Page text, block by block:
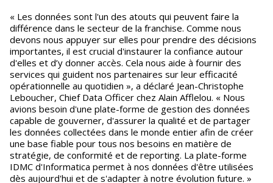
« Les données sont l'un des atouts qui peuvent faire la
différence dans le secteur de la franchise. Comme nous
devons nous appuyer sur elles pour prendre des décisions
importantes, il est crucial d'instaurer la confiance autour
d'elles et d’y donner accès. Cela nous aide à fournir des
services qui guident nos partenaires sur leur efficacité
opérationnelle au quotidien », a déclaré Jean-Christophe
Leboucher, Chief Data Officer chez Alain Afflelou. « Nous
avions besoin d'une plate-forme de gestion des données
capable de gouverner, d'assurer la qualité et de partager
les données collectées dans le monde entier afin de créer
une base fiable pour tous nos besoins en matière de
stratégie, de conformité et de reporting. La plate-forme
IDMC d'Informatica permet à nos données d'être utilisées
dès aujourd'hui et de s'adapter à notre évolution future. »